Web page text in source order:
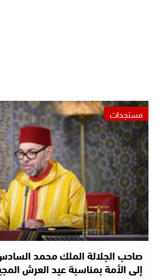
مستجدات
صاحب الجلالة الملك محمد
إلى الأمة بمناسبة عيد العرش